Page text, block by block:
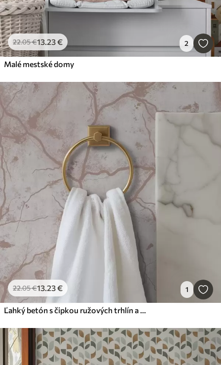
22.05€13.23€ 2
Malé mestské domy
22.05€13.23€ 1
Ľahký betón s čipkou ružových trhlín a škvŕn